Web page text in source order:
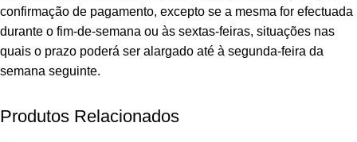
confirmação de pagamento, excepto se a mesma for efectuada
durante o fim-de-semana ou às sextas-feiras, situações nas
quais o prazo poderá ser alargado até à segunda-feira da
semana seguinte.
Produtos Relacionados